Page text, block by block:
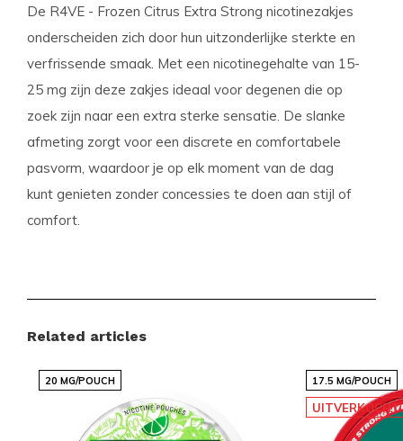
De R4VE - Frozen Citrus Extra Strong nicotinezakjes
onderscheiden zich door hun uitzonderlijke sterkte en
verfrissende smaak. Met een nicotinegehalte van 15-
25 mg zijn deze zakjes ideaal voor degenen die op
zoek zijn naar een extra sterke sensatie. De slanke
afmeting zorgt voor een discrete en comfortabele
pasvorm, waardoor je op elk moment van de dag
kunt genieten zonder concessies te doen aan stijl of
comfort.
Categorie:NICOTINEZAKJES
Smaak:Citrus
Afmeting:Slim
Related articles
20 MG/POUCH 17.5 MG/POUCH
UITVERKOCHT